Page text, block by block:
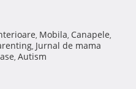
, Mobila, Canapele,
, Jurnal de mama
, Autism